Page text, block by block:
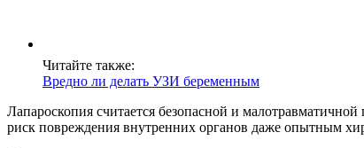
Читайте также:
Вредно ли делать УЗИ беременным
Лапароскопия считается безопасной и
риск повреждения внутренних органов даже опытным